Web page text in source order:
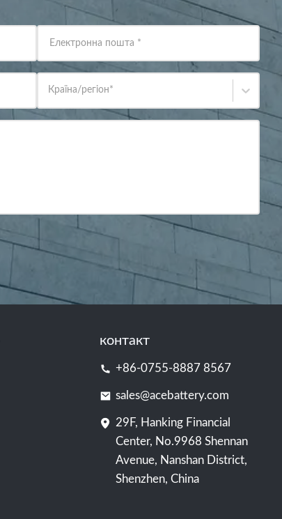
Електронна пошта *
Країна/регіон*
контакт
+86-0755-8887 8567
sales@acebattery.com
29F, Hanking Financial
Center, No.9968 Shennan
Avenue, Nanshan District,
Shenzhen, China